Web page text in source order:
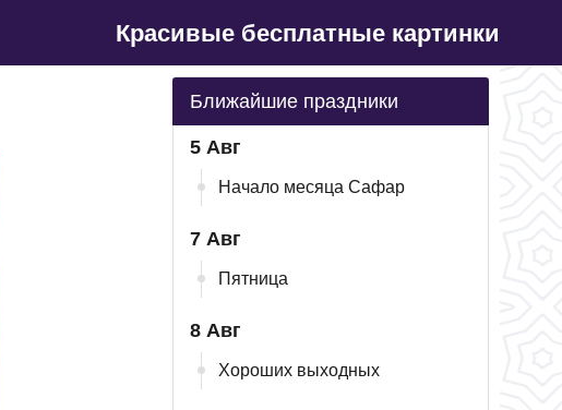
Красивые бесплатные картинки
Ближайшие праздники
5 Авг
Начало месяца Сафар
7 Авг
Пятница
8 Авг
Хороших выходных